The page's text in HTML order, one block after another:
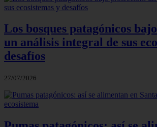
Los bosques patagónicos
un análisis integral de sus
desafíos
27/07/2026